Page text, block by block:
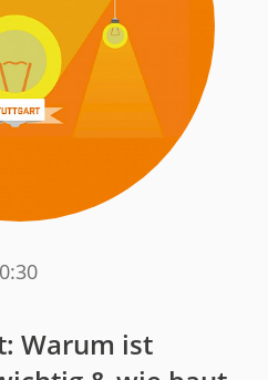
Warum ist